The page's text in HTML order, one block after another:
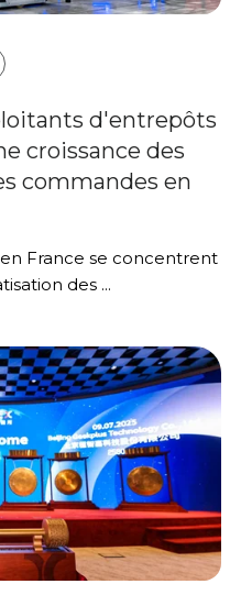
d'entrepôts
croissance des
commandes en
France se concentrent
des ...